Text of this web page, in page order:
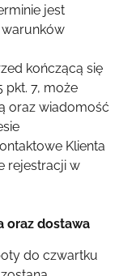
jest
kończącą się
pkt. 7, może
oraz wiadomość
Klienta
rejestracji w
oraz dostawa
do czwartku